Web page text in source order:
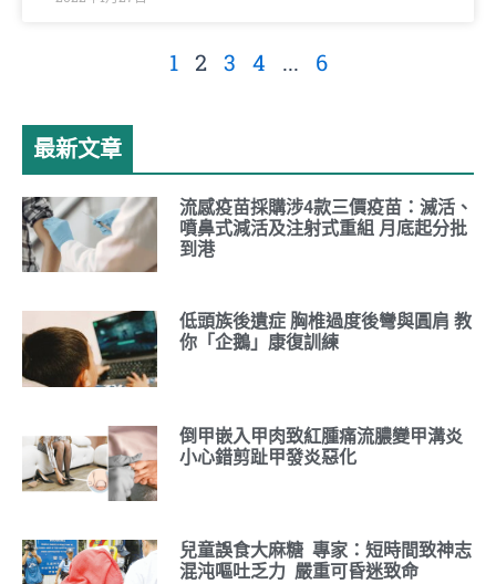
1 2 3 4 ... 6
最新文章
流感疫苗採購涉4款三價疫苗：滅活、
噴鼻式減活及注射式重組 月底起分批
到港
低頭族後遺症 胸椎過度後彎與圓肩 教
你「企鵝」康復訓練
倒甲嵌入甲肉致紅腫痛流膿變甲溝炎
小心錯剪趾甲發炎惡化
兒童誤食大麻糖 專家：短時間致神志
混沌嘔吐乏力 嚴重可昏迷致命